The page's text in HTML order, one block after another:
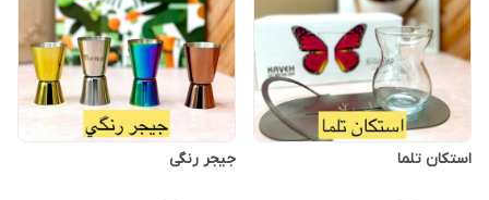
استکان تلما جیجر رنگی